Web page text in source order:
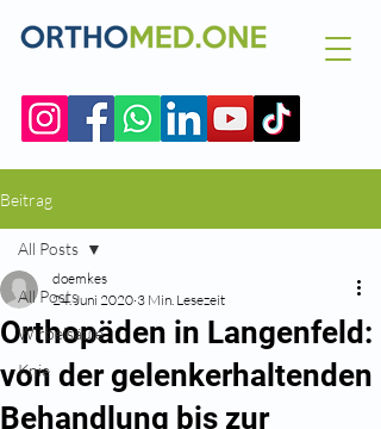
Beitrag
All Posts
Wirbelsäule
Knie
All Posts
Orthopäden in Langenfeld:
von der gelenkerhaltenden
Behandlung bis zur
doemkes
24. Juni 2020 3 Min. Lesezeit